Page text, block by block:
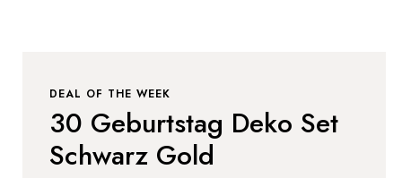
DEAL OF THE WEEK
30 Geburtstag Deko Set
Schwarz Gold